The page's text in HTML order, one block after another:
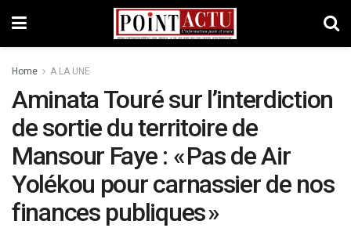
Home A LA UNE
Aminata Touré sur l’interdiction
de sortie du territoire de
Mansour Faye : « Pas de Air
Yolékou pour carnassier de nos
finances publiques »